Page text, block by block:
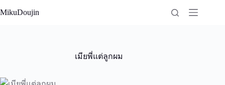
to
MikuDoujin
เมียพี่แต่ลูกผม